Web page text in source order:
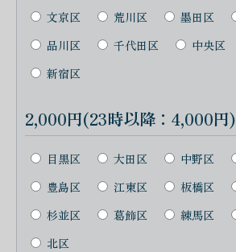
文京区 荒川区 墨田区
品川区
千代田区 中央区
新宿区
2,000円(23時以降：4,000円)
目黒区 大田区 中野区
豊島区
江東区 板橋区
杉並区
葛飾区 練馬区
北区